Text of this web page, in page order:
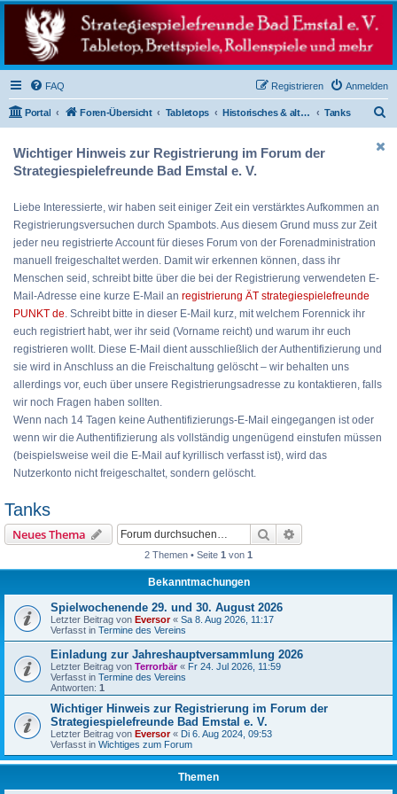
Strategiespielefreunde
Bad Emstal e.V.
Das Forum der Strategiespielefreunde Bad Emstal e.V. - Tabletop und mehr
FAQ Anmelden
Registrieren
Portal Foren-Übersicht Tabletops Historisches & alternative Geschichte Tanks
Wichtiger Hinweis zur Registrierung im Forum der
Strategiespielefreunde Bad Emstal e. V.
Liebe Interessierte, wir haben seit einiger Zeit ein verstärktes Aufkommen an
Registrierungsversuchen durch Spambots. Aus diesem Grund muss zur Zeit
jeder neu registrierte Account für dieses Forum von der Forenadministration
manuell freigeschaltet werden. Damit wir erkennen können, dass ihr
Menschen seid, schreibt bitte über die bei der Registrierung verwendeten E-
Mail-Adresse eine kurze E-Mail an registrierung ÄT strategiespielefreunde
PUNKT de. Schreibt bitte in dieser E-Mail kurz, mit welchem Forennick ihr
euch registriert habt, wer ihr seid (Vorname reicht) und warum ihr euch
registrieren wollt. Diese E-Mail dient ausschließlich der Authentifizierung und
sie wird in Anschluss an die Freischaltung gelöscht – wir behalten uns
allerdings vor, euch über unsere Registrierungsadresse zu kontaktieren, falls
wir noch Fragen haben sollten.
Wenn nach 14 Tagen keine Authentifizierungs-E-Mail eingegangen ist oder
wenn wir die Authentifizierung als vollständig ungenügend einstufen müssen
(beispielsweise weil die E-Mail auf kyrillisch verfasst ist), wird das
Nutzerkonto nicht freigeschaltet, sondern gelöscht.
Tanks
Neues Thema Suche
2 Themen • Seite 1 von 1
Bekanntmachungen
Spielwochenende 29. und 30. August 2026
Letzter Beitrag von Eversor« Sa 8. Aug 2026, 11:17
Verfasst in Termine des Vereins
Einladung zur Jahreshauptversammlung 2026
Letzter Beitrag von Terrorbär« Fr 24. Jul 2026, 11:59
Verfasst in Termine des Vereins
Antworten: 1
Wichtiger Hinweis zur Registrierung im Forum der
Strategiespielefreunde Bad Emstal e. V.
Letzter Beitrag von Eversor« Di 6. Aug 2024, 09:53
Verfasst in Wichtiges zum Forum
Themen